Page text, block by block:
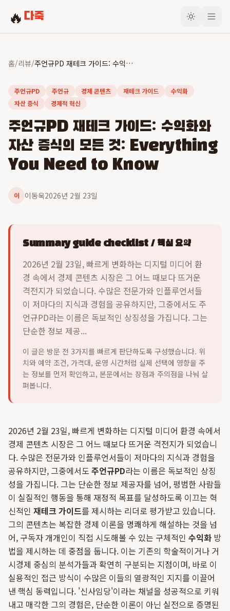
🔥 다죽
홈/리뷰/ 주언규PD 재테크 가이드: 수익화와 자산 증식의 모든 것: Everything You Need to Know
주언규PD 주언규 경제 콘텐츠 재테크 가이드
수익화
자산 증식
경제적 혁신
주언규PD 재테크 가이드: 수익화와
자산 증식의 모든 것: Everything
You Need to Know
이 이동욱2026년 2월 23일
Summary guide checklist / 핵심 요약
2026년 2월 23일, 빠르게 변화하는 디지털 미디어 환
경 속에서 경제 콘텐츠 시장은 그 어느 때보다 뜨거운
격전지가 되었습니다. 수많은 전문가와 인플루언서들
이 저마다의 지식과 경험을 공유하지만, 그중에서도 주
언규PD라는 이름은 독보적인 상징성을 가집니다. 그는
단순한 정보 제공...
이 글은 방문 전 3가지를 빠르게 판단하도록 구성했습니다. 위
치와 예약 조건, 가격대, 운영 시간처럼 실제 선택에 영향을 주
는 정보를 먼저 확인하고, 본문에서는 장점과 주의점을 나눠 살
펴봅니다.
2026년 2월 23일, 빠르게 변화하는 디지털 미디어 환경 속에서
경제 콘텐츠 시장은 그 어느 때보다 뜨거운 격전지가 되었습니
다. 수많은 전문가와 인플루언서들이 저마다의 지식과 경험을
공유하지만, 그중에서도 주언규PD라는 이름은 독보적인 상징
성을 가집니다. 그는 단순한 정보 제공자를 넘어, 평범한 사람들
이 실질적인 행동을 통해 재정적 목표를 달성하도록 이끄는 혁
신적인 재테크 가이드를 제시하는 리더로 평가받고 있습니다.
그의 콘텐츠는 복잡한 경제 이론을 명쾌하게 해설하는 것을 넘
어, 구독자 개개인이 직접 시도해볼 수 있는 구체적인 수익화 방
법을 제시하는 데 중점을 둡니다. 이는 기존의 학술적이거나 거
시경제 중심의 분석가들과 확연히 구분되는 지점이며, 바로 이
실용적인 접근 방식이 수많은 이들의 열광적인 지지를 이끌어
낸 핵심 동력입니다. '신사임당'이라는 채널을 성공적으로 키워
내고 매각한 그의 경험은, 단순한 이론이 아닌 실전으로 증명된